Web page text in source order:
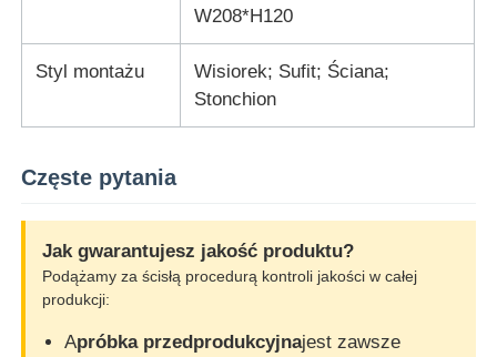
W208*H120
Styl montażu
Wisiorek; Sufit; Ściana;
Stonchion
Częste pytania
Jak gwarantujesz jakość produktu?
Podążamy za ścisłą procedurą kontroli jakości w całej
produkcji:
Apróbka przedprodukcyjnajest zawsze